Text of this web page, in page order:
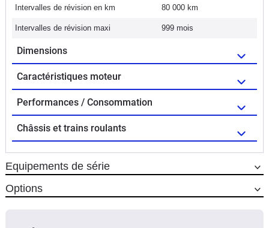
Intervalles de révision en km
80 000 km
Intervalles de révision maxi 999 mois
Dimensions
Caractéristiques moteur
Performances / Consommation
Châssis et trains roulants
Equipements de série
Options